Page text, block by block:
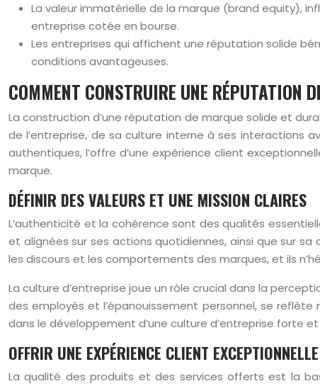
La valeur immatérielle de la marque (brand equity),
entreprise cotée en bourse.
Les entreprises qui affichent une réputation solide
conditions avantageuses.
COMMENT CONSTRUIRE UNE RÉPUTATION
La construction d’une réputation de marque solide et
de l’entreprise, de sa culture interne à ses interactions
authentiques, l’offre d’une expérience client
marque.
DÉFINIR DES VALEURS ET UNE MISSION CLAIRES
L’authenticité et la cohérence sont des qualités
et alignées sur ses actions quotidiennes, ainsi que sur
les discours et les comportements des marques, et ils
La culture d’entreprise joue un rôle crucial dans la
des employés et l’épanouissement personnel, se
dans le développement d’une culture d’entreprise forte
OFFRIR UNE EXPÉRIENCE CLIENT EXCEPTIONNELLE
La qualité des produits et des services offerts est la